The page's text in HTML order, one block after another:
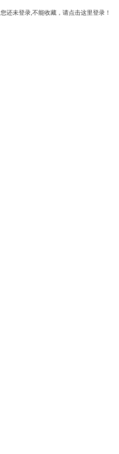
您还未登录,不能收藏，请点击这里登录！